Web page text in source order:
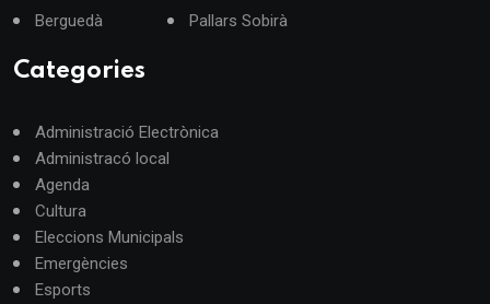
Berguedà
Pallars Sobirà
Categories
Administració Electrònica
Administracó local
Agenda
Cultura
Eleccions Municipals
Emergències
Esports